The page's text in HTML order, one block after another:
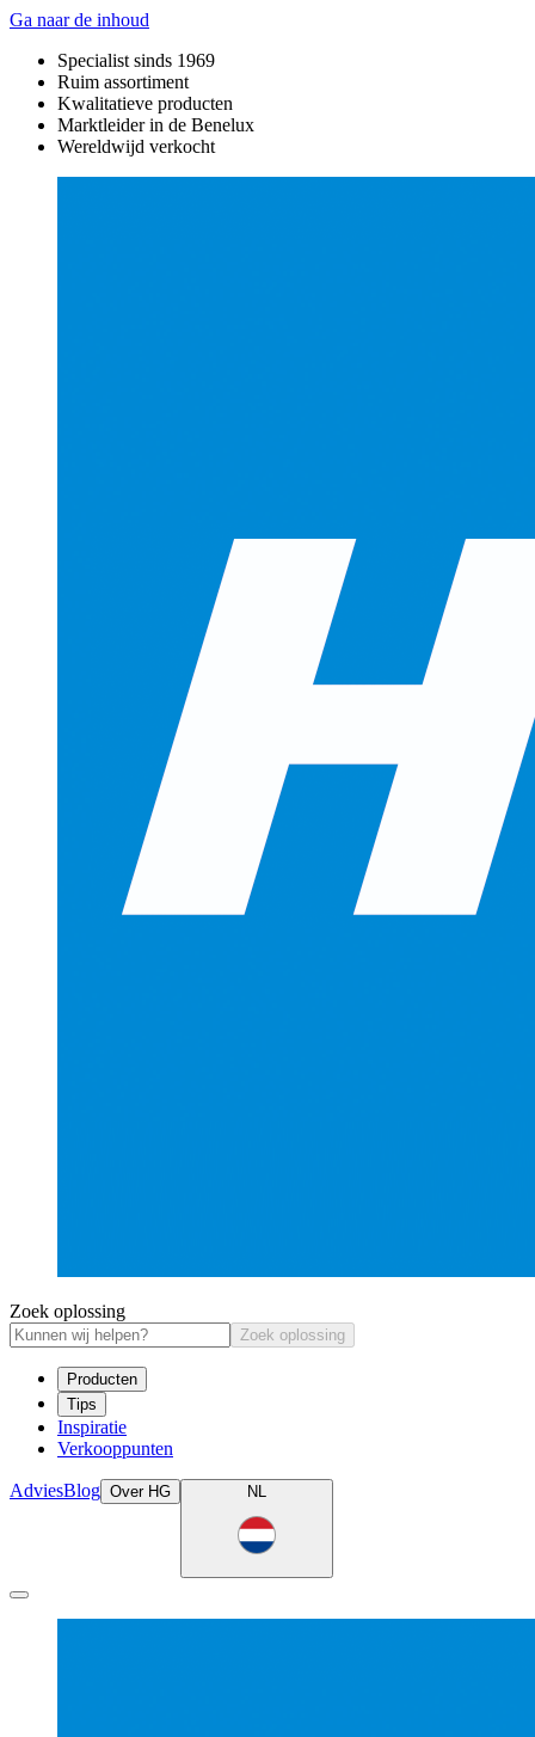
Ga naar de inhoud
Specialist sinds 1969
Ruim assortiment
Kwalitatieve producten
Marktleider in de Benelux
Wereldwijd verkocht
Zoek oplossing
Zoek oplossing
Producten
Tips
Inspiratie
Verkooppunten
AdviesBlog Over HG NL